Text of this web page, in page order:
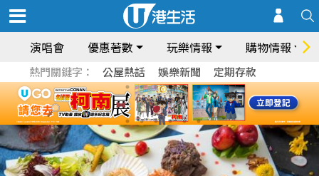
演唱會 優惠著數 玩樂情報 購物情報
熱門關鍵字： 公屋熱話 娛樂新聞 定期存款